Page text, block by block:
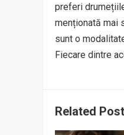
preferi
menționată mai
sunt o
Fiecare dintre
Related